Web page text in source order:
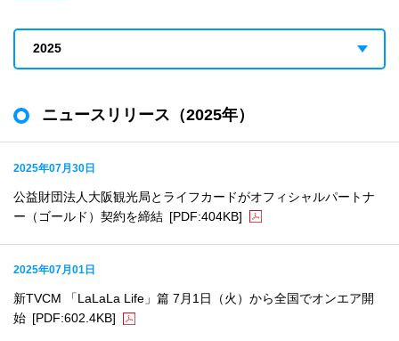
ニュースリリース（2025年）
2025年07月30日
公益財団法人大阪観光局とライフカードがオフィシャルパートナ
ー（ゴールド）契約を締結 [PDF:404KB]
2025年07月01日
新TVCM 「LaLaLa Life」篇 7月1日（火）から全国でオンエア開
始 [PDF:602.4KB]